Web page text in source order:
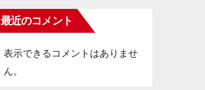
最近のコメント
表示できるコメントはありませ
ん。